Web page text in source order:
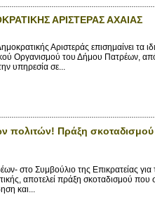
ΑΡΙΣΤΕΡΑΣ ΑΧΑΙΑΣ
Αριστεράς επισημαίνει τα
Οργανισμού του Δήμου Πατρέων, από
υπηρεσία σε...
πολιτών! Πράξη
στο Συμβούλιο της Επικρατείας
αποτελεί πράξη σκοταδισμού που
και...